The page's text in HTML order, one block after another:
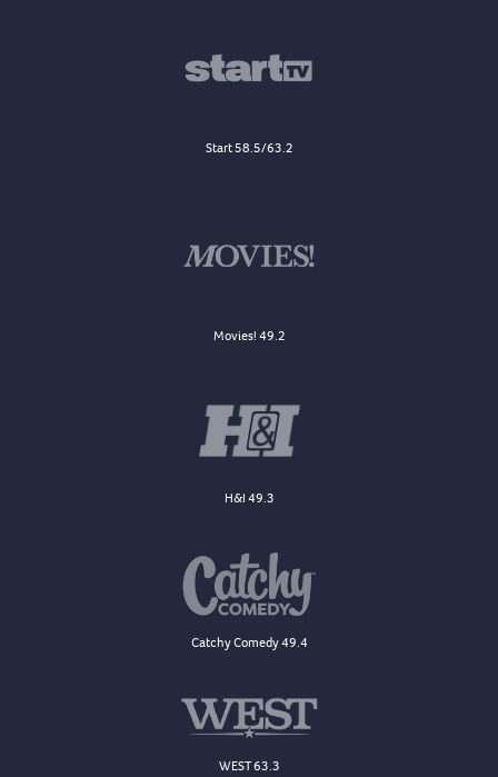
Start 58.5/63.2
Movies! 49.2
H&I 49.3
Catchy Comedy 49.4
WEST 63.3